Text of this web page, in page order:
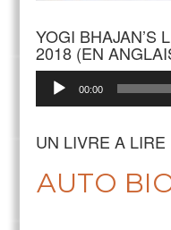
YOGI BHAJAN’S
2018 (EN
Lecteur
audio
00:00
UN LIVRE A LIRE
AUTO